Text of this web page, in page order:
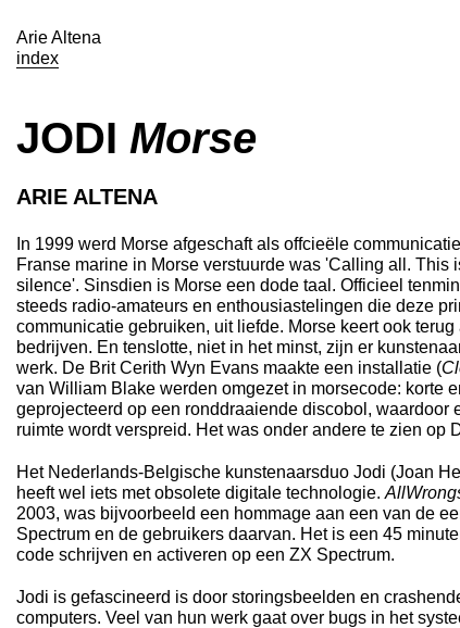
Arie Altena
index
JODI Morse
ARIE ALTENA
In 1999 werd Morse afgeschaft als offcieële
Franse marine in Morse verstuurde was 'Calling all. This
silence'. Sinsdien is Morse een dode taal. Officieel
steeds radio-amateurs en enthousiastelingen die deze
communicatie gebruiken, uit liefde. Morse keert ook
bedrijven. En tenslotte, niet in het minst, zijn er
werk. De Brit Cerith Wyn Evans maakte een installatie (
van William Blake werden omgezet in morsecode: korte
geprojecteerd op een ronddraaiende discobol, waardoor
ruimte wordt verspreid. Het was onder andere te zien op
Het Nederlands-Belgische kunstenaarsduo Jodi (Joan
heeft wel iets met obsolete digitale technologie.
2003, was bijvoorbeeld een hommage aan een van de
Spectrum en de gebruikers daarvan. Het is een 45
code schrijven en activeren op een ZX Spectrum.
Jodi is gefascineerd is door storingsbeelden en
computers. Veel van hun werk gaat over bugs in het